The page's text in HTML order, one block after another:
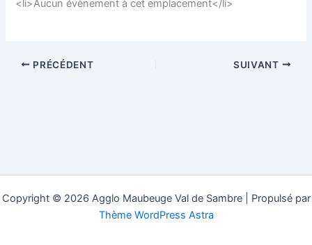
<li>Aucun évènement à cet emplacement</li>
PRÉCÉDENT SUIVANT
Copyright © 2026 Agglo Maubeuge Val de Sambre | Propulsé par
Thème WordPress Astra